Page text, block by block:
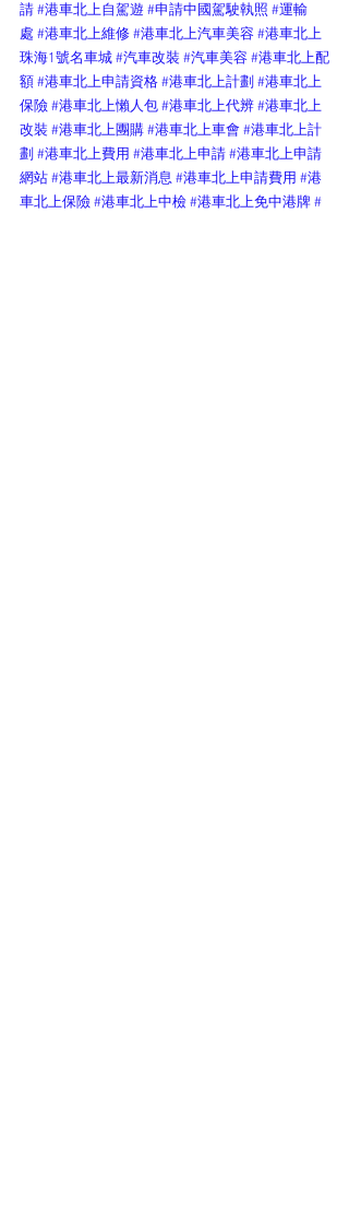
請#港車北上自駕遊#申請中國駕駛執照 #運輸
處 #港車北上維修#港車北上汽車美容#港車北上
珠海1號名車城#汽車改裝#汽車美容#港車北上配
額 #港車北上申請資格#港車北上計劃 #港車北上
保險#港車北上懶人包#港車北上代辨#港車北上
改裝#港車北上團購#港車北上車會#港車北上計
劃 #港車北上費用 #港車北上申請#港車北上申請
網站#港車北上最新消息#港車北上申請費用 #港
車北上保險#港車北上中檢#港車北上免中港牌#